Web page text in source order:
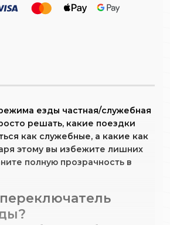
езды частная/служебная
решать, какие поездки
как служебные, а какие как
этому вы избежите лишних
полную прозрачность в